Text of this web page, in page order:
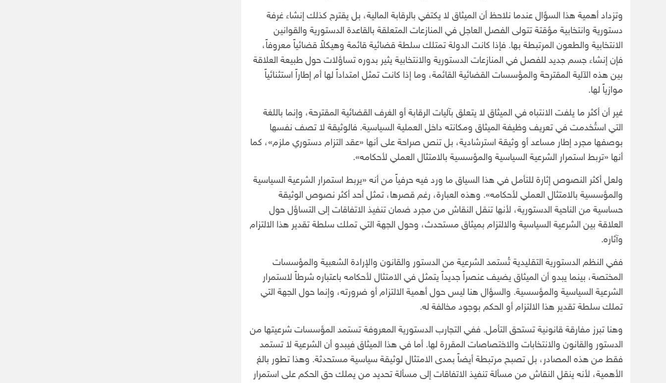
وتزداد أهمية هذا السؤال عندما نلاحظ أن الميثاق لا يكتفي بالرقابة المالية، بل يقترح كذلك إنشاء غرفة
دستورية وانتخابية مؤقتة تتولى الفصل العاجل في المنازعات المتعلقة بالقاعدة الدستورية والقوانين
الانتخابية والطعون المرتبطة بها. فإذا كانت الدولة تمتلك سلطة قضائية قائمة وهيكلاً قضائياً معروفاً،
فإن إنشاء جسم جديد للفصل في المنازعات الدستورية والانتخابية يثير بدوره تساؤلات حول طبيعة العلاقة
بين هذه الآلية المقترحة والمؤسسات القضائية القائمة، وما إذا كانت تمثل امتداداً لها أم إطاراً استثنائياً
موازياً لها.
غير أن أكثر ما يلفت الانتباه في الميثاق لا يتعلق بآليات الرقابة أو الغرف القضائية المقترحة، وإنما باللغة
التي استُخدمت في تعريف وظيفة الميثاق ومكانته داخل العملية السياسية. فالوثيقة لا تصف نفسها
بوصفها مجرد إطار مساعد أو وثيقة استرشادية، بل تنص صراحة على أنها «عقد التزام دستوري ملزم»، كما
أنها «تربط استمرار الشرعية السياسية والمؤسسية بالامتثال العملي لأحكامه».
ولعل أكثر النصوص إثارة للتأمل في هذا السياق ما ورد فيه حرفياً من أنه «يربط استمرار الشرعية السياسية
والمؤسسية بالامتثال العملي لأحكامه». وهذه العبارة، رغم قصرها، تمثل أحد أكثر نصوص الوثيقة
حساسية من الناحية الدستورية، لأنها تنقل النقاش من مجرد ضمان تنفيذ الاتفاقات إلى التساؤل حول
العلاقة بين الشرعية السياسية والالتزام بميثاق مستحدث، وحول الجهة التي تملك سلطة تقدير هذا الالتزام
وآثاره.
ففي النظم الدستورية التقليدية تُستمد الشرعية من الدستور والقانون والإرادة الشعبية والمؤسسات
المختصة، بينما يبدو أن الميثاق يضيف عنصراً جديداً يتمثل في الامتثال لأحكامه باعتباره شرطاً لاستمرار
الشرعية السياسية والمؤسسية. والسؤال هنا ليس حول أهمية الالتزام أو ضرورته، وإنما حول الجهة التي
تملك سلطة تقدير هذا الالتزام أو الحكم بوجود مخالفة له.
وهنا تبرز مفارقة قانونية تستحق التأمل. ففي التجارب الدستورية المعروفة تستمد المؤسسات شرعيتها من
الدستور والقانون والانتخابات والاختصاصات المقررة لها. أما في هذا الميثاق فيبدو أن الشرعية لا تستمد
فقط من هذه المصادر، بل تصبح مرتبطة أيضاً بمدى الامتثال لوثيقة سياسية مستحدثة. وهذا تطور بالغ
الأهمية، لأنه ينقل النقاش من مسألة تنفيذ الاتفاقات إلى مسألة تحديد من يملك حق الحكم على استمرار